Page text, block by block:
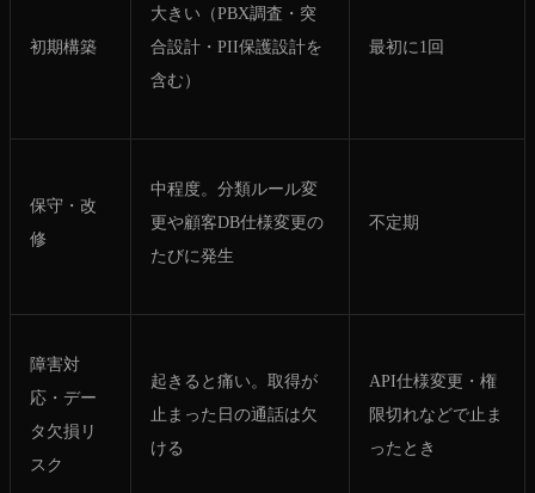
初期構築
大きい（PBX調査・突
合設計・PII保護設計を
含む）
最初に1回
保守・改
修
中程度。分類ルール変
更や顧客DB仕様変更の
たびに発生
不定期
障害対
応・デー
タ欠損リ
スク
起きると痛い。取得が
止まった日の通話は欠
ける
API仕様変更・権
限切れなどで止ま
ったとき